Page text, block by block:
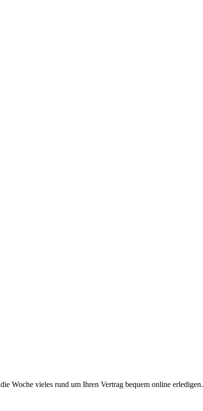
Woche vieles rund um Ihren Vertrag bequem online erledigen.